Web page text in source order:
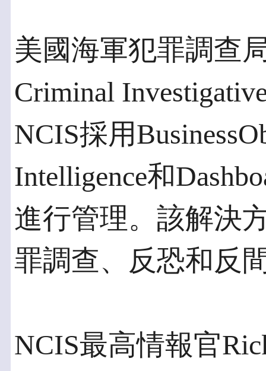
美國海軍犯罪調查
Criminal
NCIS採用
Intelligence和
進行管理。該解決
罪調查、反恐和反
NCIS最高情報官